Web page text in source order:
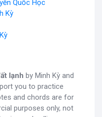
Quốc Học
Kỳ
lạnh by Minh Kỳ and
you to practice
and chords are for
purposes only, not